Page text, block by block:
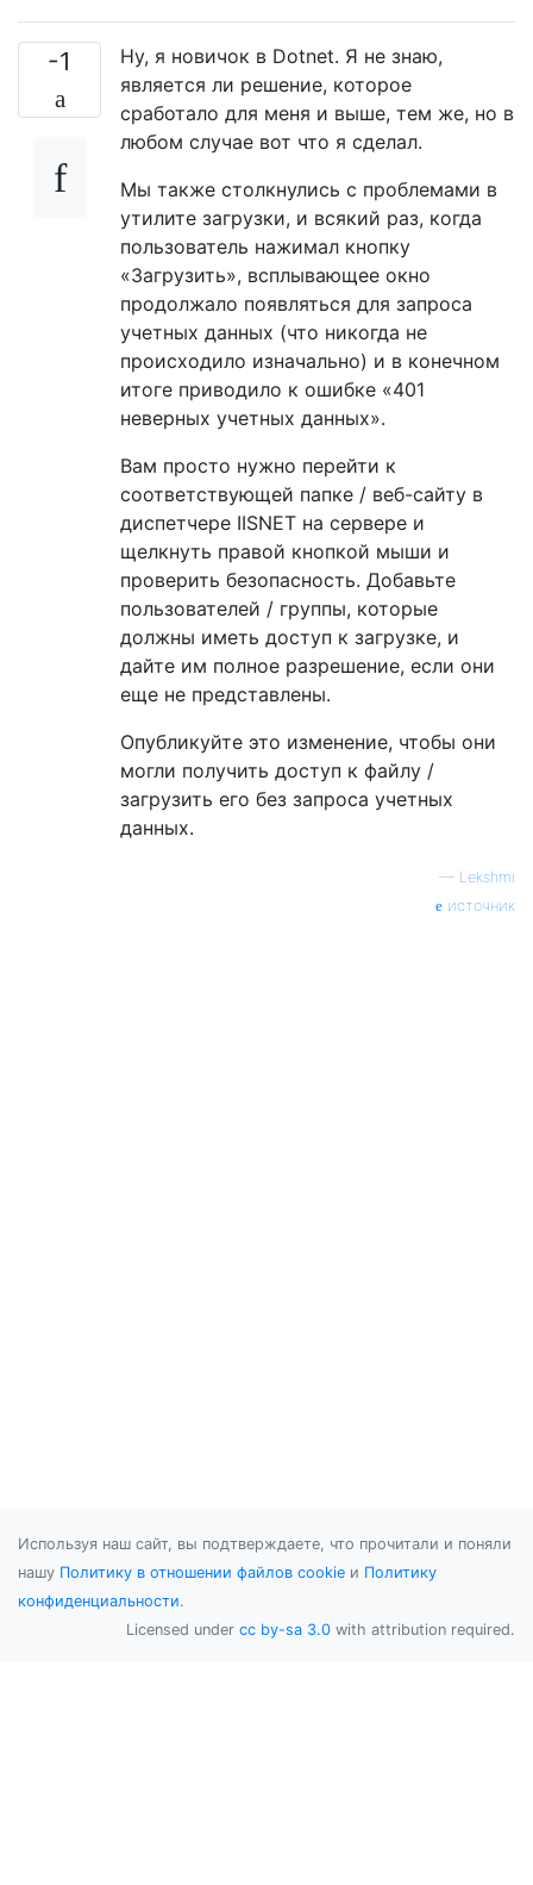
-1
Ну, я новичок в Dotnet. Я не знаю,
является ли решение, которое
сработало для меня и выше, тем же, но в
любом случае вот что я сделал.
Мы также столкнулись с проблемами в
утилите загрузки, и всякий раз, когда
пользователь нажимал кнопку
«Загрузить», всплывающее окно
продолжало появляться для запроса
учетных данных (что никогда не
происходило изначально) и в конечном
итоге приводило к ошибке «401
неверных учетных данных».
Вам просто нужно перейти к
соответствующей папке / веб-сайту в
диспетчере IISNET на сервере и
щелкнуть правой кнопкой мыши и
проверить безопасность. Добавьте
пользователей / группы, которые
должны иметь доступ к загрузке, и
дайте им полное разрешение, если они
еще не представлены.
Опубликуйте это изменение, чтобы они
могли получить доступ к файлу /
загрузить его без запроса учетных
данных.
— Lekshmi
источник
Используя наш сайт, вы подтверждаете, что прочитали и поняли
нашу Политику в отношении файлов cookie и Политику
конфиденциальности.
Licensed under cc by-sa 3.0 with attribution required.